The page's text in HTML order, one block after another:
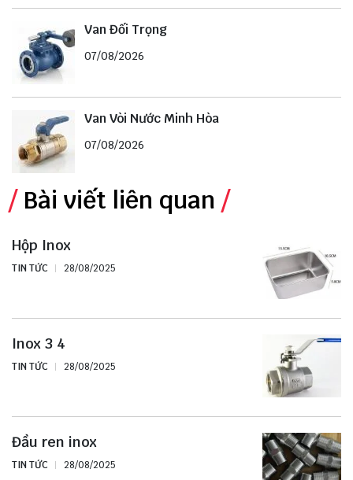
Van Đối Trọng
07/08/2026
Van Vòi Nước Minh Hòa
07/08/2026
Bài viết liên quan
Hộp Inox
TIN TỨC 28/08/2025
Inox 3 4
TIN TỨC 28/08/2025
Đầu ren inox
TIN TỨC 28/08/2025